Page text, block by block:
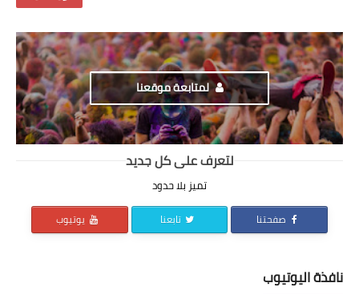
لمتابعة موقعنا
لتعرف على كل جديد
تميز بلا حدود
صفحتنا تابعنا يوتيوب
نافذة اليوتيوب